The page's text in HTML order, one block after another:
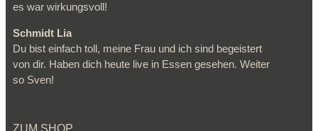
es war wirkungsvoll!
Schmidt Lia
Du bist einfach toll, meine Frau und ich sind begeistert
von dir. Haben dich heute live in Essen gesehen. Weiter
so Sven!
ZUM SHOP